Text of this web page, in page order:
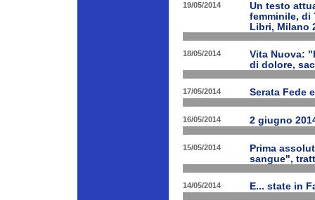
19/05/2014
Un testo
femminile, di
Libri, Milano
18/05/2014
Vita Nuova:
di dolore,
17/05/2014 Serata Fede
16/05/2014 2 giugno
15/05/2014
Prima
sangue",
14/05/2014 E... state in